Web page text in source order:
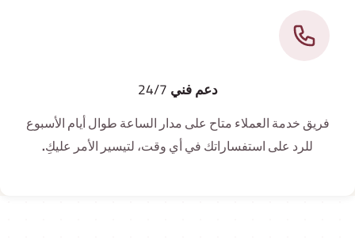
دعم فني 24/7
فريق خدمة العملاء متاح على مدار الساعة طوال أيام الأسبوع
للرد على استفساراتك في أي وقت، لتيسير الأمر عليكِ.